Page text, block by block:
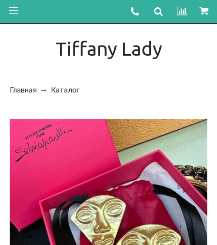
Tiffany Lady
Главная Каталог